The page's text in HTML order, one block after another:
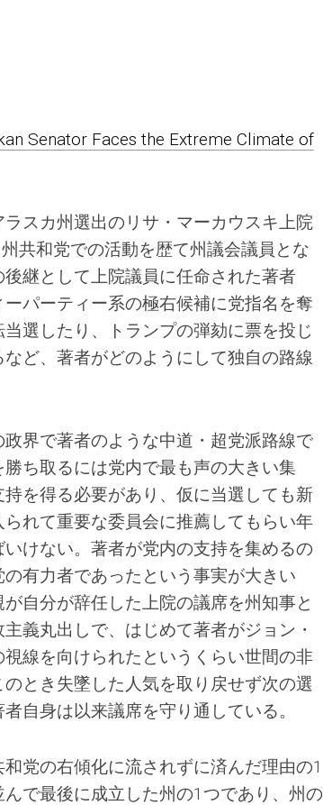
Senator Faces the Extreme Climate of
スカ州選出のリサ・マーカウスキ上院
共和党での活動を歴て州議会議員とな
継として上院議員に任命された著者
パーティー系の極右候補に党指名を奪
選したり、トランプの弾劾に票を投じ
ど、著者がどのようにして独自の路線
界で著者のような中道・超党派路線で
ち取るには党内で最も声の大きい集
を得る必要があり、仮に当選しても新
れて重要な委員会に推薦してもらい年
けない。著者が党内の支持を集めるの
有力者であったという事実が大きい
自分が辞任した上院の議席を州知事と
義丸出しで、はじめて著者がジョン・
線を向けられたというくらい世間の非
とき失墜した人気を取り戻せず次の選
自身は以来議席を守り通している。
党の右傾化に流されずに済んだ理由の1
で最後に成立した州の1つであり、州の